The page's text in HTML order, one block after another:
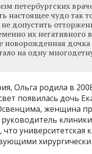
петербургских
настоящее чудо так
допустить
их негативного
новорожденная дочка
на одну
Ольга родила в
появилась дочь
женщина
университетская